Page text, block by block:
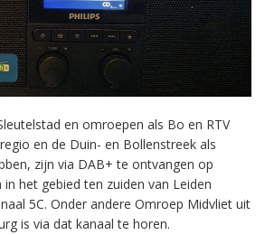
en omroepen als Bo en RTV
en de Duin- en Bollenstreek als
zijn via DAB+ te ontvangen op
het gebied ten zuiden van Leiden
5C. Onder andere Omroep Midvliet uit
is via dat kanaal te horen.